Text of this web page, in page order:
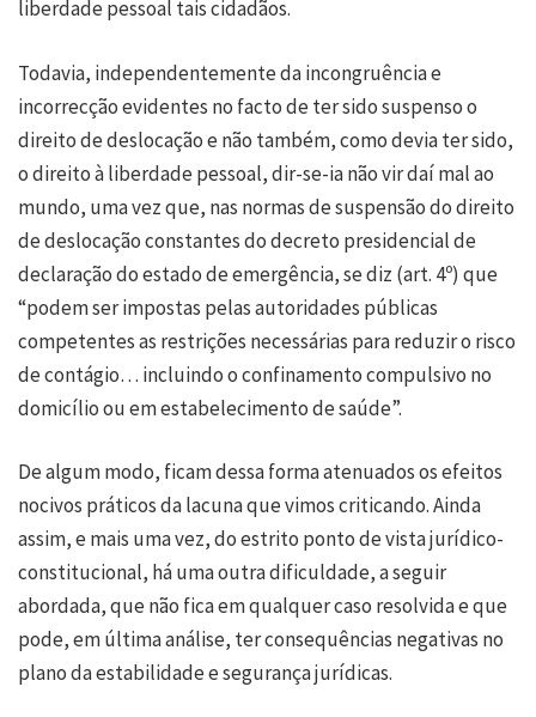
liberdade pessoal tais cidadãos.
Todavia, independentemente da incongruência e
incorrecção evidentes no facto de ter sido suspenso o
direito de deslocação e não também, como devia ter sido,
o direito à liberdade pessoal, dir-se-ia não vir daí mal ao
mundo, uma vez que, nas normas de suspensão do direito
de deslocação constantes do decreto presidencial de
declaração do estado de emergência, se diz (art. 4º) que
“podem ser impostas pelas autoridades públicas
competentes as restrições necessárias para reduzir o risco
de contágio… incluindo o confinamento compulsivo no
domicílio ou em estabelecimento de saúde”.
De algum modo, ficam dessa forma atenuados os efeitos
nocivos práticos da lacuna que vimos criticando. Ainda
assim, e mais uma vez, do estrito ponto de vista jurídico-
constitucional, há uma outra dificuldade, a seguir
abordada, que não fica em qualquer caso resolvida e que
pode, em última análise, ter consequências negativas no
plano da estabilidade e segurança jurídicas.